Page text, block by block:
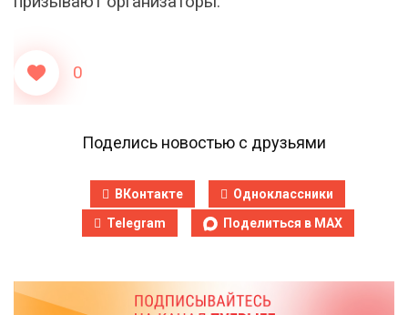
0
Поделись новостью с друзьями
ВКонтакте
Одноклассники
Telegram
Поделиться в MAX